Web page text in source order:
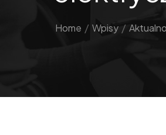
Home / Wpisy /